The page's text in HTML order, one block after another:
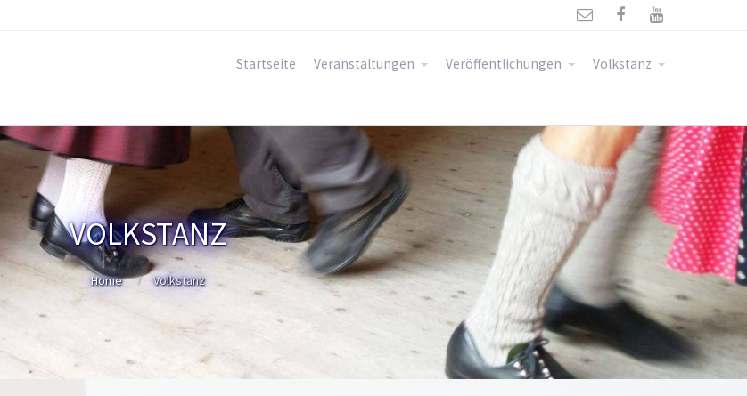
  
Startseite Veranstaltungen Veröffentlichungen Volkstanz
VOLKSTANZ
Home Volkstanz